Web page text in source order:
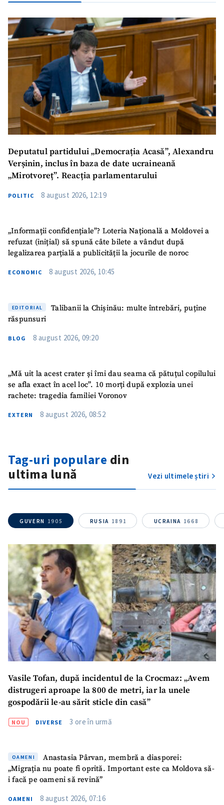
Trimite o informație
Despre ZdG
in English
на русском
Deputatul partidului „Democrația Acasă”, Alexandru
Verșinin, inclus în baza de date ucraineană
„Mirotvoreț”. Reacția parlamentarului
POLITIC 8 august 2026, 12:19
„Informații confidențiale”? Loteria Națională a Moldovei a
refuzat (inițial) să spună câte bilete a vândut după
legalizarea parțială a publicității la jocurile de noroc
ECONOMIC 8 august 2026, 10:45
EDITORIAL
Talibanii la Chișinău: multe întrebări, puține
răspunsuri
BLOG 8 august 2026, 09:20
„Mă uit la acest crater și îmi dau seama că pătuțul copilului
se afla exact în acel loc”. 10 morți după explozia unei
rachete: tragedia familiei Voronov
EXTERN 8 august 2026, 08:52
Tag-uri populare din
ultima lună
Vezi ultimele știri
GUVERN 1905 RUSIA 1891 UCRAINA 1668
Vasile Tofan, după incidentul de la Crocmaz: „Avem
distrugeri aproape la 800 de metri, iar la unele
gospodării le-au sărit sticle din casă”
NOU DIVERSE 3 ore în urmă
OAMENI
Anastasia Pârvan, membră a diasporei:
„Migrația nu poate fi oprită. Important este ca Moldova să-
i facă pe oameni să revină”
OAMENI 8 august 2026, 07:16
ȘTIREA MEA
Titlu știre
+ Adaugă titlu
Link media+ Link media